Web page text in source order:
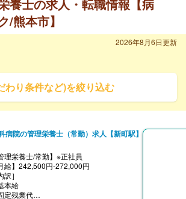
養士の求人・転職情報【病
/熊本市】
2026年8月6日更新
わり条件など)を絞り込む
病院の管理栄養士（常勤）求人【新町駅】
理栄養士/常勤】※正社員
給】242,500円-272,000円
訳］
本給
定残業代